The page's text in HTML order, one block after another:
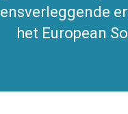
het European